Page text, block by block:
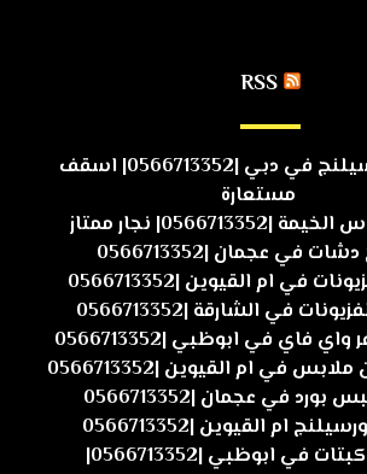
RSS
تركيب فورسيلنج في دبي |0566713352| اسقف
مستعارة
نجار ممتاز
في عجمان |0566713352
في ام القيوين |0566713352
في الشارقة |0566713352
فاي في ابوظبي |0566713352
في ام القيوين |0566713352
في عجمان |0566713352
ام القيوين |0566713352
في ابوظبي |0566713352|